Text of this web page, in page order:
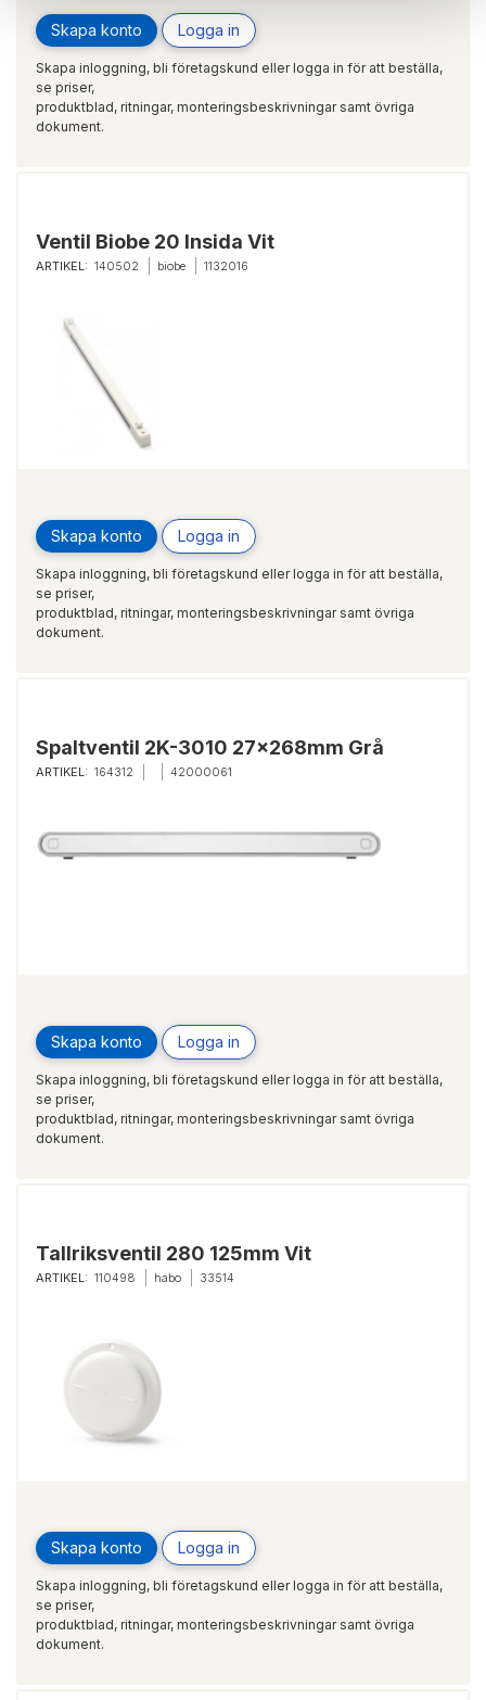
Skapa konto Logga in
Skapa inloggning, bli företagskund eller logga in för att beställa,
se priser,
produktblad, ritningar, monteringsbeskrivningar samt övriga
dokument.
Ventil Biobe 20 Insida Vit
ARTIKEL: 140502 biobe 1132016
Skapa konto Logga in
Skapa inloggning, bli företagskund eller logga in för att beställa,
se priser,
produktblad, ritningar, monteringsbeskrivningar samt övriga
dokument.
Spaltventil 2K-3010 27x268mm Grå
ARTIKEL: 164312 42000061
Skapa konto Logga in
Skapa inloggning, bli företagskund eller logga in för att beställa,
se priser,
produktblad, ritningar, monteringsbeskrivningar samt övriga
dokument.
Tallriksventil 280 125mm Vit
ARTIKEL: 110498 habo 33514
Skapa konto Logga in
Skapa inloggning, bli företagskund eller logga in för att beställa,
se priser,
produktblad, ritningar, monteringsbeskrivningar samt övriga
dokument.